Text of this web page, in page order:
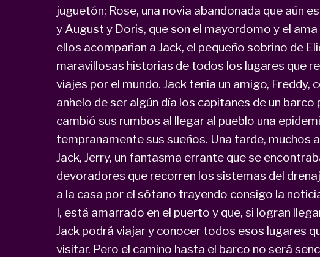
juguetón; Rose, una novia abandonada que aún
y August y Doris, que son el mayordomo y el
ellos acompañan a Jack, el pequeño sobrino de
maravillosas historias de todos los lugares que
viajes por el mundo. Jack tenía un amigo, Freddy,
anhelo de ser algún día los capitanes de un
cambió sus rumbos al llegar al pueblo una
tempranamente sus sueños. Una tarde, muchos
Jack, Jerry, un fantasma errante que se
devoradores que recorren los sistemas del
a la casa por el sótano trayendo consigo la
I, está amarrado en el puerto y que, si logran
Jack podrá viajar y conocer todos esos lugares
visitar. Pero el camino hasta el barco no será